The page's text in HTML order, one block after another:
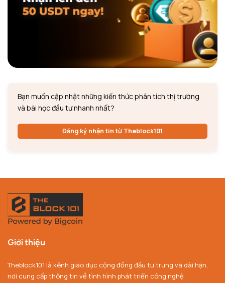
Bạn muốn cập nhật những kiến thức phân tích thị trường
và bài học đầu tư nhanh nhất?
Đăng ký nhận tin từ Theblock101
Giới thiệu
Theblock101 là kênh giáo dục cộng đồng đầu tư trung và dài hạn,
nơi cung cấp thông tin về tình hình phát triển công nghệ